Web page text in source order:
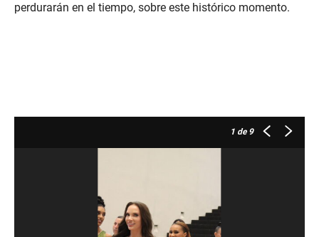
perdurarán en el tiempo, sobre este histórico momento.
1 de 9